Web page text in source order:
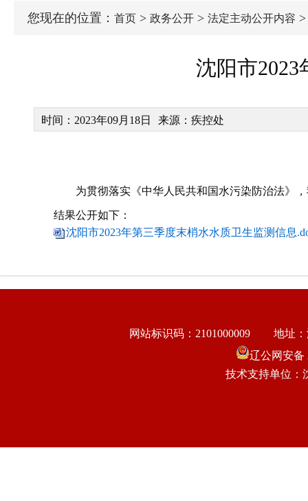
您现在的位置： 首页 > 政务公开 > 法定主动公开内容
沈阳市
时间：2023年09月18日 来源：疾控处
为贯彻落实《中华人民共和国水污染防治法》，
结果公开如下：
沈阳市2023年第三季度末梢水水质卫生监测信息
网站标识码：2101000009
地址
辽公网安备
技术支持单位：